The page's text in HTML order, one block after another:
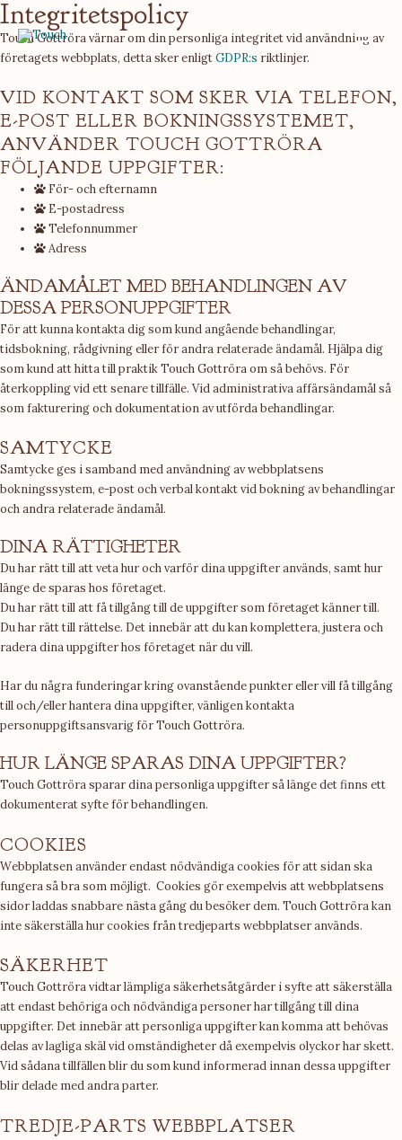
Hoppa
Main
Integritetspolicy
Touch Gottröra värnar om din personliga integritet vid användning av
företagets webbplats, detta sker enligtGDPR:s riktlinjer.
VID KONTAKT SOM SKER VIA TELEFON,
E-POST ELLER BOKNINGSSYSTEMET,
ANVÄNDER TOUCH GOTTRÖRA
FÖLJANDE UPPGIFTER:
För- och efternamn
E-postadress
Telefonnummer
Adress
ÄNDAMÅLET MED BEHANDLINGEN AV
DESSA PERSONUPPGIFTER
För att kunna kontakta dig som kund angående behandlingar,
tidsbokning, rådgivning eller för andra relaterade ändamål. Hjälpa dig
som kund att hitta till praktik Touch Gottröra om så behövs. För
återkoppling vid ett senare tillfälle. Vid administrativa affärsändamål så
som fakturering och dokumentation av utförda behandlingar.
SAMTYCKE
Samtycke ges i samband med användning av webbplatsens
bokningssystem, e-post och verbal kontakt vid bokning av behandlingar
och andra relaterade ändamål.
DINA RÄTTIGHETER
Du har rätt till att veta hur och varför dina uppgifter används, samt hur
länge de sparas hos företaget.
Du har rätt till att få tillgång till de uppgifter som företaget känner till.
Du har rätt till rättelse. Det innebär att du kan komplettera, justera och
radera dina uppgifter hos företaget när du vill.
Har du några funderingar kring ovanstående punkter eller vill få tillgång
till och/eller hantera dina uppgifter, vänligen kontakta
personuppgiftsansvarig för Touch Gottröra.
HUR LÄNGE SPARAS DINA UPPGIFTER?
Touch Gottröra sparar dina personliga uppgifter så länge det finns ett
dokumenterat syfte för behandlingen.
COOKIES
Webbplatsen använder endast nödvändiga cookies för att sidan ska
fungera så bra som möjligt. Cookies gör exempelvis att webbplatsens
sidor laddas snabbare nästa gång du besöker dem. Touch Gottröra kan
inte säkerställa hur cookies från tredjeparts webbplatser används.
SÄKERHET
Touch Gottröra vidtar lämpliga säkerhetsåtgärder i syfte att säkerställa
att endast behöriga och nödvändiga personer har tillgång till dina
uppgifter. Det innebär att personliga uppgifter kan komma att behövas
delas av lagliga skäl vid omständigheter då exempelvis olyckor har skett.
Vid sådana tillfällen blir du som kund informerad innan dessa uppgifter
blir delade med andra parter.
TREDJE-PARTS WEBBPLATSER